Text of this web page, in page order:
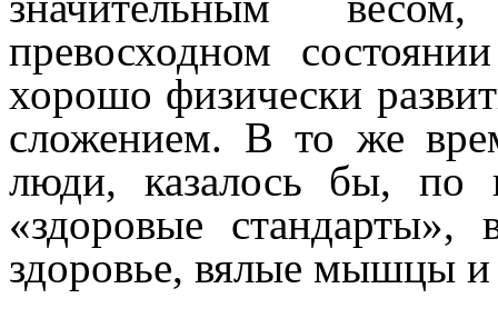
превосходном
хорошо физически
сложением. В то же
люди, казалось бы, по
«здоровые
здоровье, вялые мышцы и